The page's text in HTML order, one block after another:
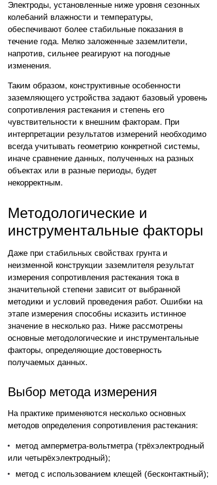
Электроды, установленные ниже уровня сезонных
колебаний влажности и температуры,
обеспечивают более стабильные показания в
течение года. Мелко заложенные заземлители,
напротив, сильнее реагируют на погодные
изменения.
Таким образом, конструктивные особенности
заземляющего устройства задают базовый уровень
сопротивления растекания и степень его
чувствительности к внешним факторам. При
интерпретации результатов измерений необходимо
всегда учитывать геометрию конкретной системы,
иначе сравнение данных, полученных на разных
объектах или в разные периоды, будет
некорректным.
Методологические и
инструментальные факторы
Даже при стабильных свойствах грунта и
неизменной конструкции заземлителя результат
измерения сопротивления растекания тока в
значительной степени зависит от выбранной
методики и условий проведения работ. Ошибки на
этапе измерения способны исказить истинное
значение в несколько раз. Ниже рассмотрены
основные методологические и инструментальные
факторы, определяющие достоверность
получаемых данных.
Выбор метода измерения
На практике применяются несколько основных
методов определения сопротивления растекания:
метод амперметра-вольтметра (трёхэлектродный
или четырёхэлектродный);
метод с использованием клещей (бесконтактный);